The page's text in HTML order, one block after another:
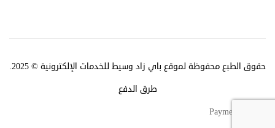
حقوق الطبع محفوظة لموقع باي زاد وسيط للخدمات الإلكترونية © 2025.
طرق الدفع